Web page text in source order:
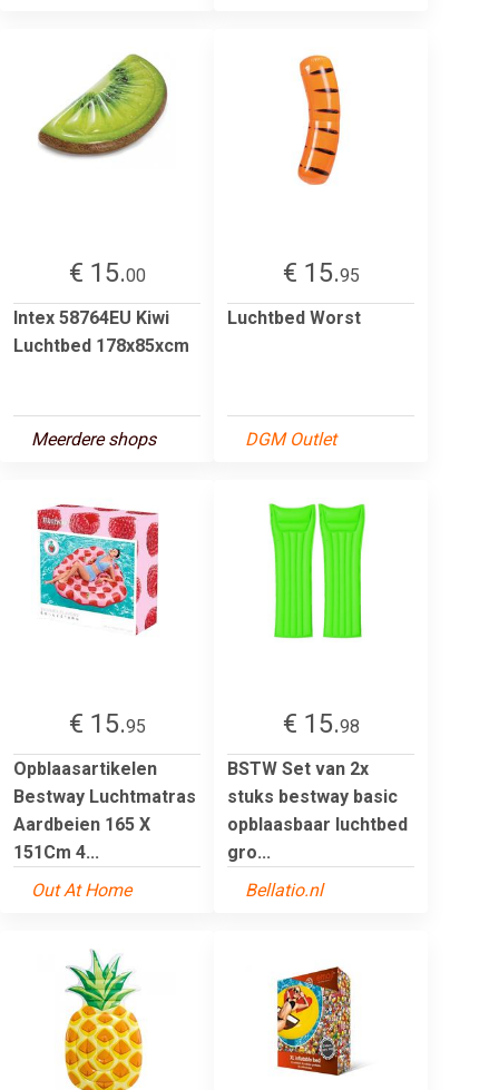
€ 15.00
Intex 58764EU Kiwi
Luchtbed 178x85xcm
Meerdere shops
€ 15.95
Luchtbed Worst
DGM Outlet
€ 15.95
Opblaasartikelen
Bestway Luchtmatras
Aardbeien 165 X
151Cm 4...
Out At Home
€ 15.98
BSTW Set van 2x
stuks bestway basic
opblaasbaar luchtbed
gro...
Bellatio.nl